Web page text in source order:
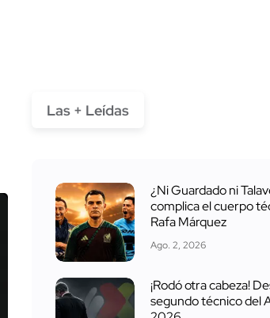
Las + Leídas
¿Ni Guardado ni
complica el cuerpo
Rafa Márquez
Ago. 2, 2026
¡Rodó otra cabeza!
segundo técnico del